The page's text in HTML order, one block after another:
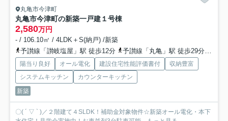
丸亀市今津町
丸亀市今津町の新築一戸建１号棟
2,580万円
- / 106.10㎡ / 4LDK＋S(納戸) /新築
予讃線「讃岐塩屋」駅 徒歩12分
予讃線「丸亀」駅 徒歩29分
陽当り良好 オール電化 建設住宅性能評価書付
収納豊富
システムキッチン
カウンターキッチン
新築
〇( ´ ▽ ` )／２階建て４SLDK！補助金対象物件☆新築オール電化・本下